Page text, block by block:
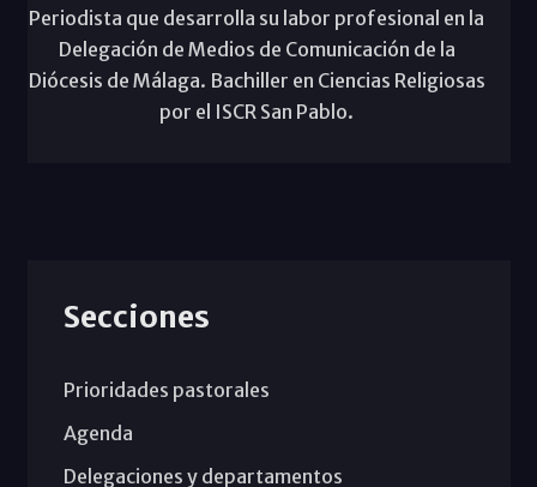
Periodista que desarrolla su labor profesional en la
Delegación de Medios de Comunicación de la
Diócesis de Málaga. Bachiller en Ciencias Religiosas
por el ISCR San Pablo.
Secciones
Prioridades pastorales
Agenda
Delegaciones y departamentos